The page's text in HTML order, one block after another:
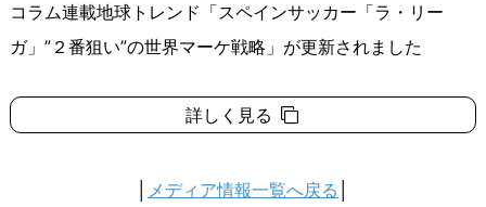
コラム連載地球トレンド「スペインサッカー「ラ・リー
ガ」”２番狙い”の世界マーケ戦略」が更新されました
詳しく見る
メディア情報一覧へ戻る